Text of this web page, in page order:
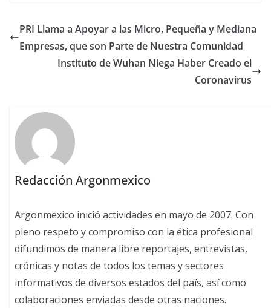
PRI Llama a Apoyar a las Micro, Pequeña y Mediana
Empresas, que son Parte de Nuestra Comunidad
Instituto de Wuhan Niega Haber Creado el
Coronavirus
Redacción Argonmexico
Argonmexico inició actividades en mayo de 2007. Con
pleno respeto y compromiso con la ética profesional
difundimos de manera libre reportajes, entrevistas,
crónicas y notas de todos los temas y sectores
informativos de diversos estados del país, así como
colaboraciones enviadas desde otras naciones.